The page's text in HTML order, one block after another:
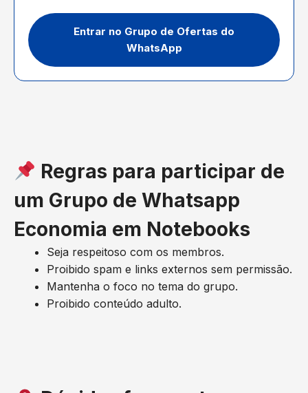
Entrar no Grupo de Ofertas do
WhatsApp
Regras para participar de
um Grupo de Whatsapp
Economia em Notebooks
Seja respeitoso com os membros.
Proibido spam e links externos sem permissão.
Mantenha o foco no tema do grupo.
Proibido conteúdo adulto.